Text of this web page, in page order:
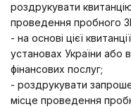
роздрукувати
проведення пробного
- на основі цієї
установах України або
фінансових послуг;
- роздрукувати
місце проведення